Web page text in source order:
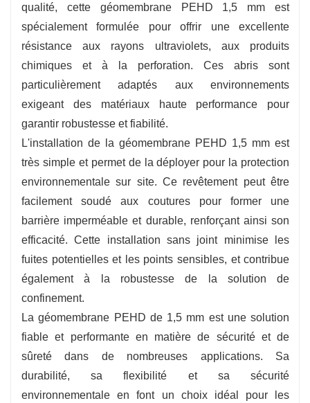
extérieur.
-Bonnes performances de résistance à l'eau
:Excellent effet résistant à l'eau, empêchant les
fuites et la pollution des eaux souterraines.
-Flexibilité:Bonne flexibilité, installation sans
effort sur des surfaces inégales.
qualité, cette géomembrane PEHD 1,5 mm est
spécialement formulée pour offrir une excellente
résistance aux rayons ultraviolets, aux produits
chimiques et à la perforation. Ces abris sont
particulièrement adaptés aux environnements
exigeant des matériaux haute performance pour
garantir robustesse et fiabilité.
L'installation de la géomembrane PEHD 1,5 mm est
très simple et permet de la déployer pour la protection
environnementale sur site. Ce revêtement peut être
facilement soudé aux coutures pour former une
barrière imperméable et durable, renforçant ainsi son
efficacité. Cette installation sans joint minimise les
fuites potentielles et les points sensibles, et contribue
également à la robustesse de la solution de
confinement.
La géomembrane PEHD de 1,5 mm est une solution
fiable et performante en matière de sécurité et de
sûreté dans de nombreuses applications. Sa
durabilité, sa flexibilité et sa sécurité
environnementale en font un choix idéal pour les